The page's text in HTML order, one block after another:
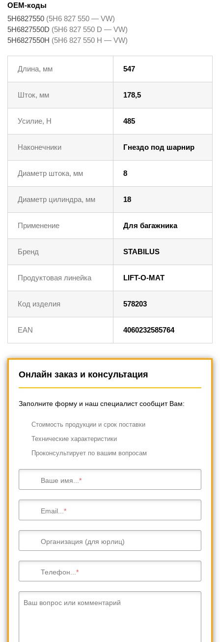
OEM-коды
5H6827550 (5H6 827 550 — VW)
5H6827550D (5H6 827 550 D — VW)
5H6827550H (5H6 827 550 H — VW)
Длина, мм 547
Шток, мм 178,5
Усилие, Н 485
Наконечники Гнездо под шарнир
Диаметр штока, мм 8
Диаметр цилиндра, мм 18
Применение Для багажника
Бренд STABILUS
Продуктовая линейка LIFT-O-MAT
Код изделия 578203
EAN 4060232585764
Онлайн заказ и консультация
Заполните форму и наш специалист сообщит Вам:
Cтоимость продукции и срок поставки
Технические характеристики
Проконсультирует по вашим вопросам
Ваше имя...
Email...
Организация (для юрлиц)
Телефон...
Ваш вопрос или комментарий